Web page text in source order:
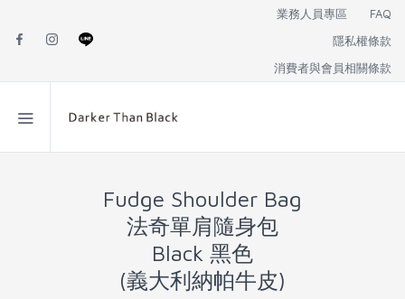
業務人員專區
FAQ
隱私權條款
消費者與會員相關條款
Fudge Shoulder Bag
法奇單肩隨身包
Black 黑色
(義大利納帕牛皮)